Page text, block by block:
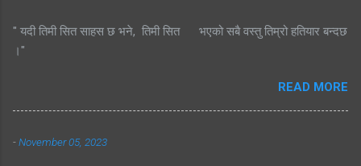
" यदी तिमी सित साहस छ भने, तिमी सित भएको सबै वस्तु तिम्रो हतियार बन्दछ
।"
READ MORE
-November 05, 2023